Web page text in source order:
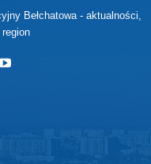
Bełchatowa - aktualności,